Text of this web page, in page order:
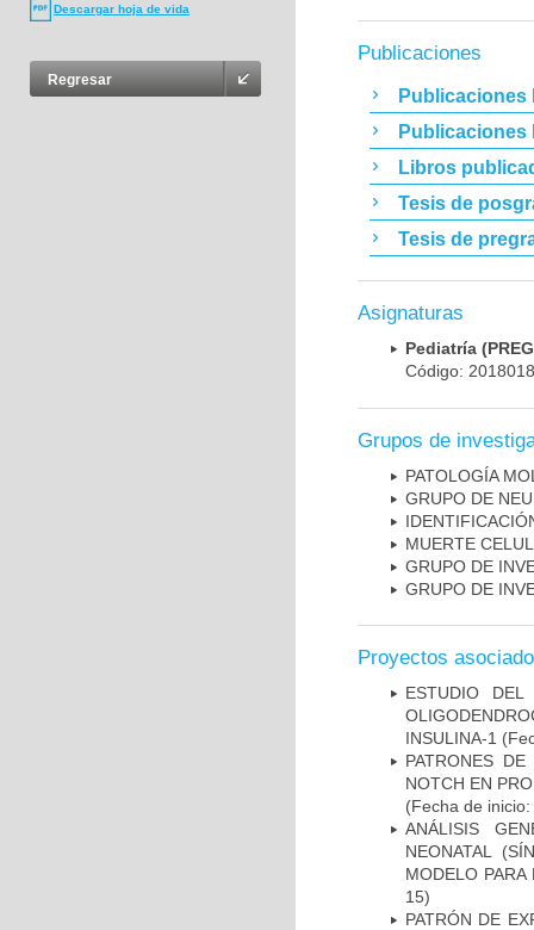
Descargar hoja de vida
Regresar
Publicaciones
Publicaciones
Publicaciones
Libros
Tesis de
Tesis de
Asignaturas
Pediatría
Código:
Grupos de
PATOLOGÍA
GRUPO DE
MUERTE
GRUPO DE
GRUPO DE
Proyectos
ESTUDIO
INSULINA-1
PATRONES
NOTCH EN
(Fecha de
ANÁLISIS
NEONATAL
MODELO
15)
PATRÓN DE